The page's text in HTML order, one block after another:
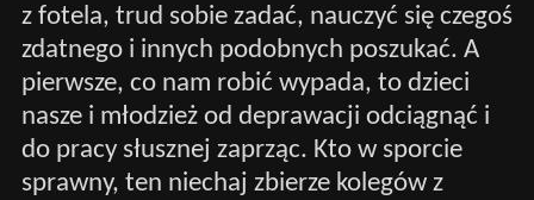
z fotela, trud sobie zadać, nauczyć się czegoś
zdatnego i innych podobnych poszukać. A
pierwsze, co nam robić wypada, to dzieci
nasze i młodzież od deprawacji odciągnąć i
do pracy słusznej zaprząc. Kto w sporcie
sprawny, ten niechaj zbierze kolegów z